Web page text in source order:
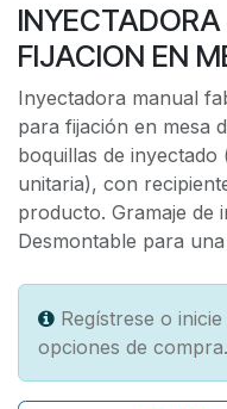
FIJACION EN
Inyectadora manual
para fijación en mesa
boquillas de
unitaria), con
producto. Gramaje de
Desmontable para
Regístrese o
opciones de compra.